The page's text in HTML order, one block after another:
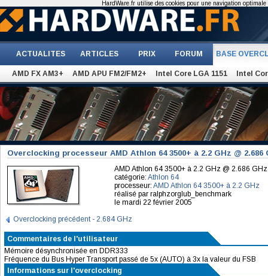
ACTUALITES ARTICLES PRIX FORUM BASE
AMD FX AM3+ AMD APU FM2/FM2+ Intel Core LGA 1151 Intel
Overclocking processeur AMD Athlon 64 3500+ à 2.2 GHz @ 2.686
AMD Athlon 64 3500+ à 2.2 GHz @ 2.686 GHz
catégorie: Athlon 64
processeur: AMD Athlon 64 3500+ à 2.2 GHz
réalisé par ralphzorglub_benchmark
le mardi 22 février 2005
Overclocking précédent - 2.684 GHz
Commentaires de l'utilisateur
Mémoire désynchronisée en DDR333
Fréquence du Bus Hyper Transport passé de 5x (AUTO) à 3x la valeur du FSB
Informations sur l'overclocking
HardWare.fr utilise des cookies pour une navigation